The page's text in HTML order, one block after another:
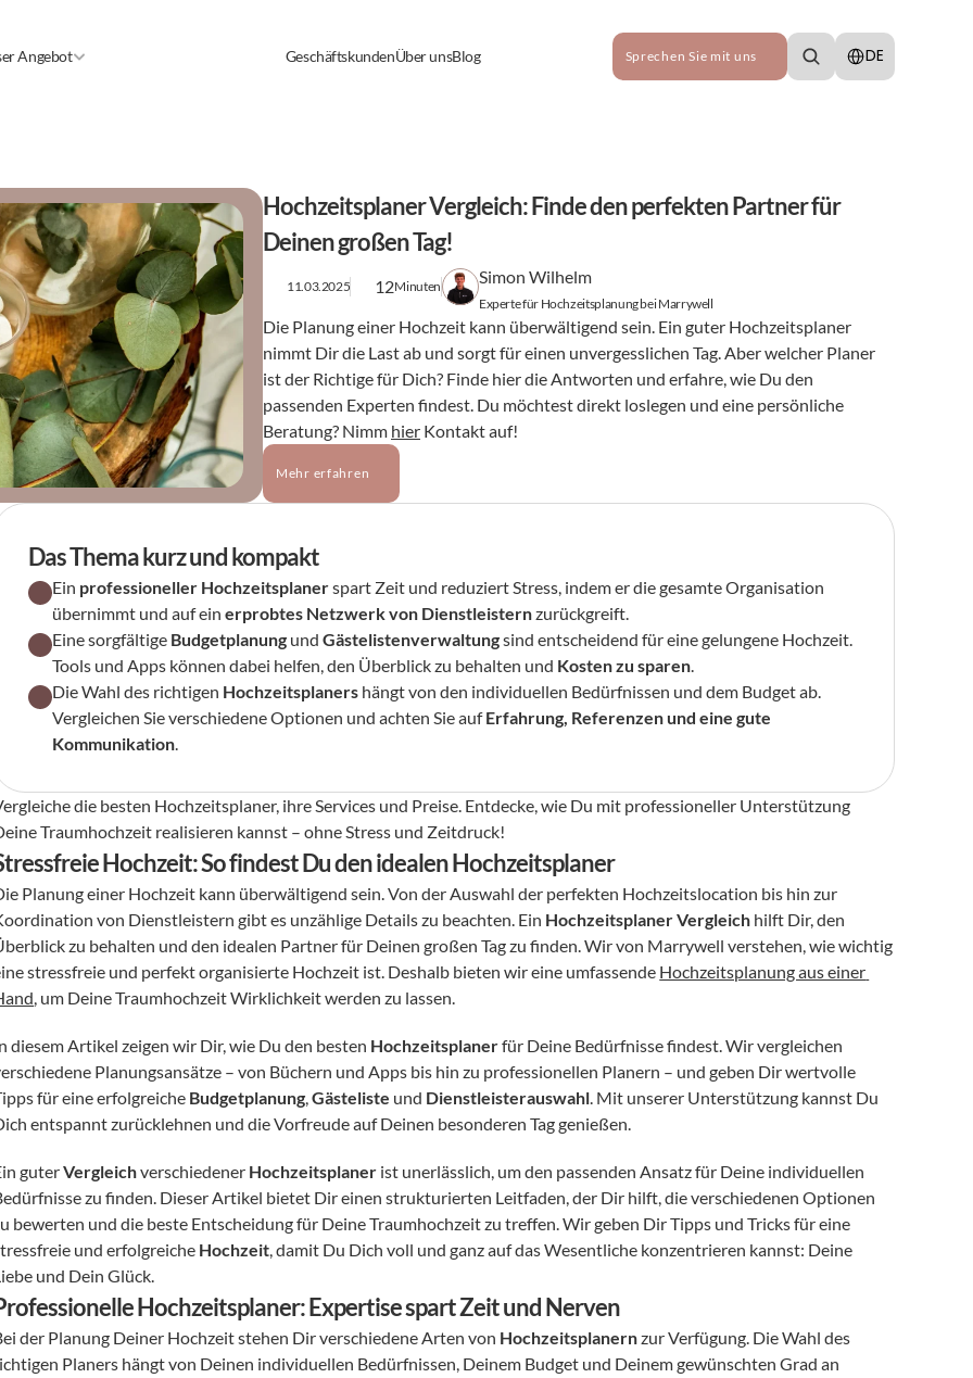
Angebot GeschäftskundenÜber unsBlog Sprechen Sie mit uns
Select Language
DE
Hochzeitsplaner Vergleich: Finde den perfekten Partner für
Deinen großen Tag!
11.03.2025 12Minuten Simon Wilhelm
Experte für Hochzeitsplanung bei Marrywell
Die Planung einer Hochzeit kann überwältigend sein. Ein guter Hochzeitsplaner
nimmt Dir die Last ab und sorgt für einen unvergesslichen Tag. Aber welcher Planer
ist der Richtige für Dich? Finde hier die Antworten und erfahre, wie Du den
passenden Experten findest. Du möchtest direkt loslegen und eine persönliche
Beratung? Nimm hier Kontakt auf!
Mehr erfahren
Das Thema kurz und kompakt
Ein professioneller Hochzeitsplaner spart Zeit und reduziert Stress, indem er die gesamte Organisation
übernimmt und auf ein erprobtes Netzwerk von Dienstleistern zurückgreift.
Eine sorgfältige Budgetplanung und Gästelistenverwaltung sind entscheidend für eine gelungene Hochzeit.
Tools und Apps können dabei helfen, den Überblick zu behalten und Kosten zu sparen.
Die Wahl des richtigen Hochzeitsplaners hängt von den individuellen Bedürfnissen und dem Budget ab.
Vergleichen Sie verschiedene Optionen und achten Sie auf Erfahrung, Referenzen und eine gute
Kommunikation.
die besten Hochzeitsplaner, ihre Services und Preise. Entdecke, wie Du mit professioneller Unterstützung
Traumhochzeit realisieren kannst – ohne Stress und Zeitdruck!
Hochzeit: So findest Du den idealen Hochzeitsplaner
Planung einer Hochzeit kann überwältigend sein. Von der Auswahl der perfekten Hochzeitslocation bis hin zur
von Dienstleistern gibt es unzählige Details zu beachten. Ein Hochzeitsplaner Vergleich hilft Dir, den
zu behalten und den idealen Partner für Deinen großen Tag zu finden. Wir von Marrywell verstehen, wie wichtig
stressfreie und perfekt organisierte Hochzeit ist. Deshalb bieten wir eine umfassende Hochzeitsplanung aus einer
, um Deine Traumhochzeit Wirklichkeit werden zu lassen.
diesem Artikel zeigen wir Dir, wie Du den besten Hochzeitsplaner für Deine Bedürfnisse findest. Wir vergleichen
Planungsansätze – von Büchern und Apps bis hin zu professionellen Planern – und geben Dir wertvolle
für eine erfolgreiche Budgetplanung, Gästeliste und Dienstleisterauswahl. Mit unserer Unterstützung kannst Du
entspannt zurücklehnen und die Vorfreude auf Deinen besonderen Tag genießen.
guter Vergleich verschiedener Hochzeitsplaner ist unerlässlich, um den passenden Ansatz für Deine individuellen
zu finden. Dieser Artikel bietet Dir einen strukturierten Leitfaden, der Dir hilft, die verschiedenen Optionen
bewerten und die beste Entscheidung für Deine Traumhochzeit zu treffen. Wir geben Dir Tipps und Tricks für eine
und erfolgreiche Hochzeit, damit Du Dich voll und ganz auf das Wesentliche konzentrieren kannst: Deine
und Dein Glück.
Hochzeitsplaner: Expertise spart Zeit und Nerven
der Planung Deiner Hochzeit stehen Dir verschiedene Arten von Hochzeitsplanern zur Verfügung. Die Wahl des
Planers hängt von Deinen individuellen Bedürfnissen, Deinem Budget und Deinem gewünschten Grad an